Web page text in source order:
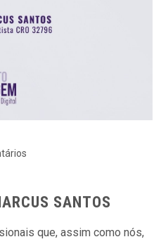
SANTOS
que, assim como nós,